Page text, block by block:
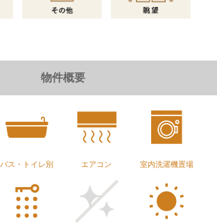
物件概要
バス・トイレ別 エアコン 室内洗濯機置場